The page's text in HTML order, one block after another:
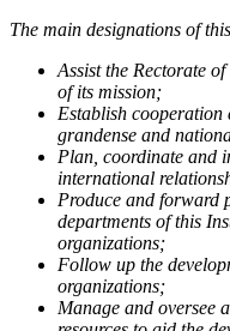
The main designations of
Assist the Rectorate
of its mission;
Establish
grandense and
Plan, coordinate and
international
Produce and forward
departments of this
organizations;
Follow up the
organizations;
Manage and oversee